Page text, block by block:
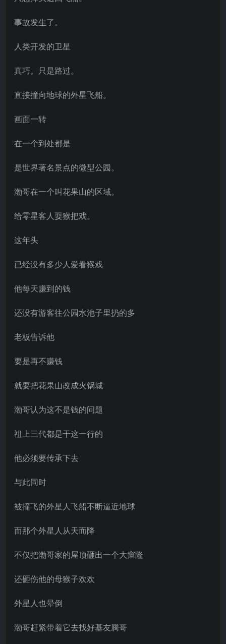
事故发生了。
人类开发的卫星
真巧。只是路过。
直接撞向地球的外星飞船。
画面一转
在一个到处都是
是世界著名景点的微型公园。
渤哥在一个叫花果山的区域。
给零星客人耍猴把戏。
这年头
已经没有多少人爱看猴戏
他每天赚到的钱
还没有游客往公园水池子里扔的多
老板告诉他
要是再不赚钱
就要把花果山改成火锅城
渤哥认为这不是钱的问题
祖上三代都是干这一行的
他必须要传承下去
与此同时
被撞飞的外星人飞船不断逼近地球
而那个外星人从天而降
不仅把渤哥家的屋顶砸出一个大窟隆
还砸伤他的母猴子欢欢
外星人也晕倒
渤哥赶紧带着它去找好基友腾哥